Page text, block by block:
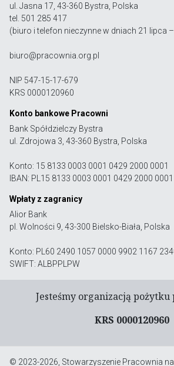
ul. Jasna 17, 43-360 Bystra, Polska
tel. 501 285 417
(biuro i telefon nieczynne w dniach 21 lipca
biuro@pracownia.org.pl
NIP 547-15-17-679
KRS 0000120960
Konto bankowe Pracowni
Bank Spółdzielczy Bystra
ul. Zdrojowa 3, 43-360 Bystra, Polska
Konto: 15 8133 0003 0001 0429 2000 0001
IBAN: PL15 8133 0003 0001 0429 2000 0001
Wpłaty z zagranicy
Alior Bank
pl. Wolności 9, 43-300 Bielsko-Biała, Polska
Konto: PL60 2490 1057 0000 9902 1167
SWIFT: ALBPPLPW
Jesteśmy organizacją
KRS 0000120960
© 2023-2026, Stowarzyszenie Pracownia na